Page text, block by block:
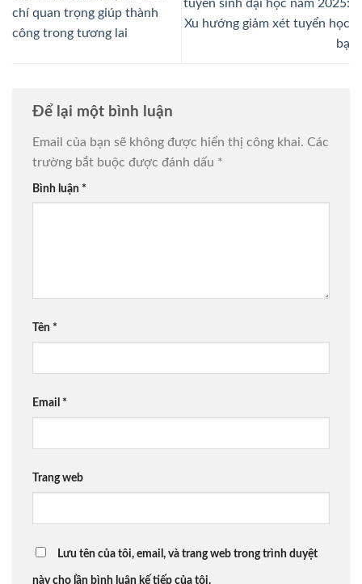
chí quan trọng giúp thành
công trong tương lai
tuyển sinh đại học năm 2025:
Xu hướng giảm xét tuyển học
bạ
Để lại một bình luận
Email của bạn sẽ không được hiển thị công khai. Các
trường bắt buộc được đánh dấu *
Bình luận *
Tên *
Email *
Trang web
Lưu tên của tôi, email, và trang web trong trình duyệt
này cho lần bình luận kế tiếp của tôi.